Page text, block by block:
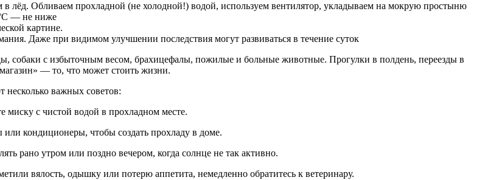
лёд. Обливаем прохладной (не холодной!) водой, используем вентилятор, укладываем на мокрую простыню
— не ниже
картине.
Даже при видимом улучшении последствия могут развиваться в течение суток
с избыточным весом, брахицефалы, пожилые и больные животные. Прогулки в полдень, переезды в
— то, что может стоить жизни.
несколько важных советов:
миску с чистой водой в прохладном месте.
кондиционеры, чтобы создать прохладу в доме.
рано утром или поздно вечером, когда солнце не так активно.
вялость, одышку или потерю аппетита, немедленно обратитесь к ветеринару.